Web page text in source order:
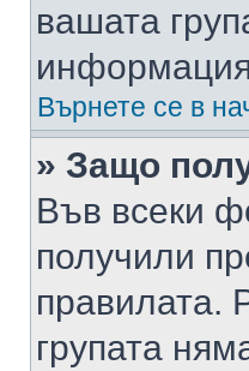
вашата
Върнете се в
» Защо
Във всеки
получили
правилата.
групата